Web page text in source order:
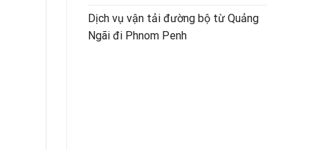
Dịch vụ vận tải đường bộ từ Quảng
Ngãi đi Phnom Penh